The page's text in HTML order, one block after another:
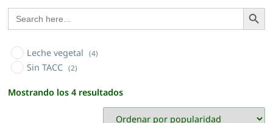
Search
for:
Leche vegetal (4)
Sin TACC (2)
Mostrando los 4 resultados